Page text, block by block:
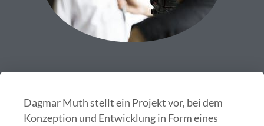
Dagmar Muth stellt ein Projekt vor, bei dem
Konzeption und Entwicklung in Form eines